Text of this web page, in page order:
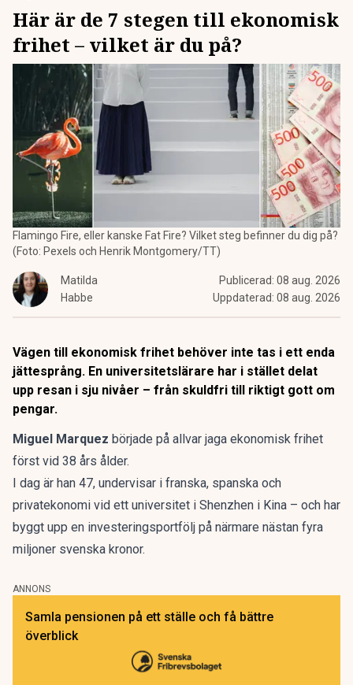
Här är de 7 stegen till ekonomisk
frihet – vilket är du på?
Flamingo Fire, eller kanske Fat Fire? Vilket steg befinner du dig på?
(Foto: Pexels och Henrik Montgomery/TT)
Matilda
Habbe
Publicerad: 08 aug. 2026
Uppdaterad: 08 aug. 2026
Vägen till ekonomisk frihet behöver inte tas i ett enda
jättesprång. En universitetslärare har i stället delat
upp resan i sju nivåer – från skuldfri till riktigt gott om
pengar.
Miguel Marquez började på allvar jaga ekonomisk frihet
först vid 38 års ålder.
I dag är han 47, undervisar i franska, spanska och
privatekonomi vid ett universitet i Shenzhen i Kina – och har
byggt upp en investeringsportfölj på närmare nästan fyra
miljoner svenska kronor.
ANNONS
Samla pensionen på ett ställe och få bättre
överblick